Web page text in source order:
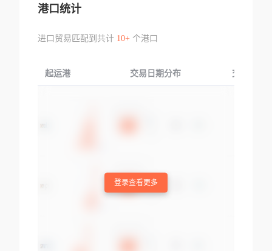
港口统计
进口贸易匹配到共计 10+个港口
起运港 交易日期分布 交易产品
登录查看更多